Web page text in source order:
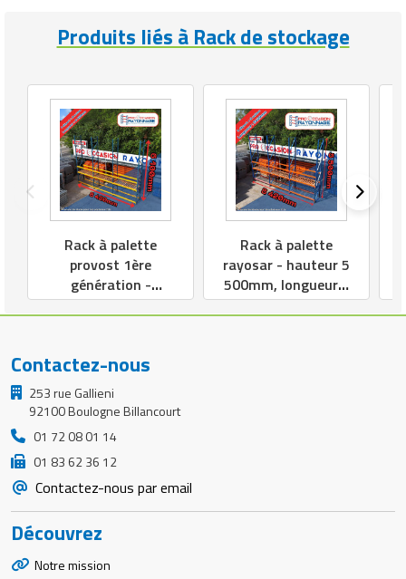
Produits liés à Rack de stockage
Rack à palette
provost 1ère
génération -
hauteur 6 100mm,
000mm
Rack à palette
rayosar - hauteur 5
500mm, longueur 8
420mm,
Contactez-nous
253 rue Gallieni
92100 Boulogne Billancourt
01 72 08 01 14
01 83 62 36 12
Contactez-nous par email
Découvrez
Notre mission